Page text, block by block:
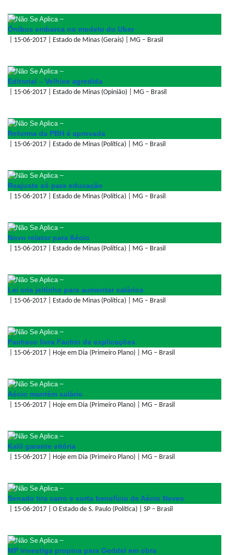
–
Ônibus embarca no modelo do Uber
| 15-06-2017 | Estado de Minas (Gerais) | MG – Brasil
–
Editorial – Velhice agredida
| 15-06-2017 | Estado de Minas (Opinião) | MG – Brasil
–
Reforma da PBH é aprovada
| 15-06-2017 | Estado de Minas (Política) | MG – Brasil
–
Reajuste só para educação
| 15-06-2017 | Estado de Minas (Política) | MG – Brasil
–
Novo relator para Aécio
| 15-06-2017 | Estado de Minas (Política) | MG – Brasil
–
Lei cria jeitinho para aumentar salários
| 15-06-2017 | Estado de Minas (Política) | MG – Brasil
–
Pacheco livra Fachin de explicações
| 15-06-2017 | Hoje em Dia (Primeiro Plano) | MG – Brasil
–
Aécio mantém salário
| 15-06-2017 | Hoje em Dia (Primeiro Plano) | MG – Brasil
–
Kalil garante vitória
| 15-06-2017 | Hoje em Dia (Primeiro Plano) | MG – Brasil
–
Senado tira carro e corta benefício de Aécio Neves
| 15-06-2017 | O Estado de S. Paulo (Política) | SP – Brasil
–
MP investiga propina para Geddel em obra